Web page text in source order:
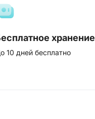
Бесплатное хранение
До 10 дней бесплатно